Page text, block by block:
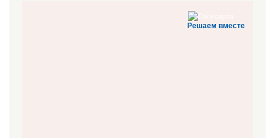
Решаем вместе